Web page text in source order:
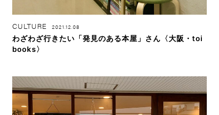
CULTURE 2021.12.08
わざわざ行きたい「発見のある本屋」さん〈大阪・toi
books〉